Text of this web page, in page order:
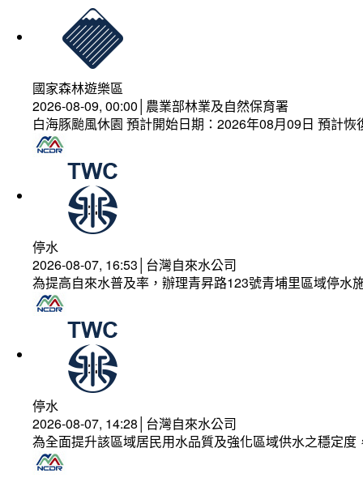
國家森林遊樂區
2026-08-09, 00:00│農業部林業及自然保育署
白海豚颱風休園 預計開始日期：2026年08月09日 預計
停水
2026-08-07, 16:53│台灣自來水公司
為提高自來水普及率，辦理青昇路123號青埔里區域停水
停水
2026-08-07, 14:28│台灣自來水公司
為全面提升該區域居民用水品質及強化區域供水之穩定